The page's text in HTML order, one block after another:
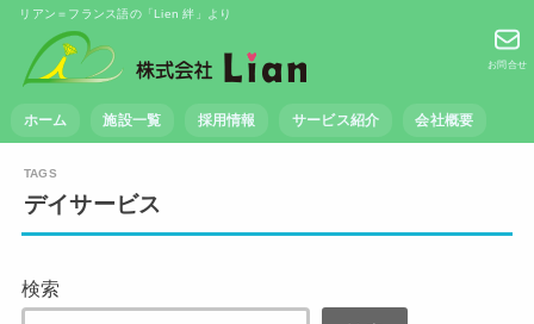
リアン＝フランス語の「Lien 絆」より
ホーム 施設一覧 採用情報 サービス紹介 会社概要
お問合せ
デイサービス
検索